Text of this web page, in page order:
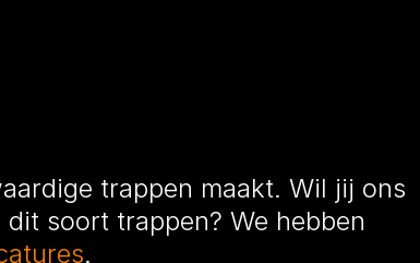
trappen maakt. Wil jij ons
soort trappen? We hebben
.